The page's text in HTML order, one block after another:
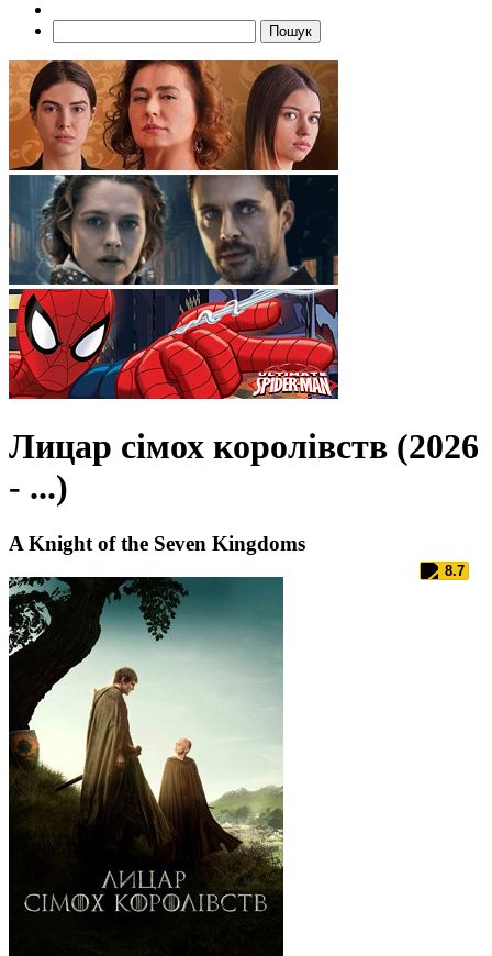
Пошук
Лицар сімох королівств (2026
- ...)
A Knight of the Seven Kingdoms
8.7